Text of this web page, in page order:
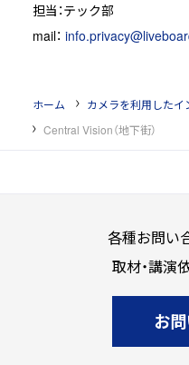
担当：テック部
mail：
ホーム
カメラを利用した
Central Vision（地下街）
各種お問い
取材・講演
お